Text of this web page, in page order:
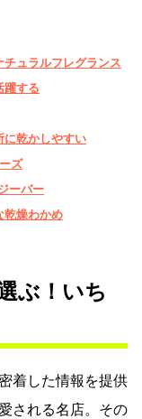
ュラルフレグランス
躍する
に乾かしやすい
ズ
ーバー
乾燥わかめ
ぶ！いち
着した情報を提供
される名店。その